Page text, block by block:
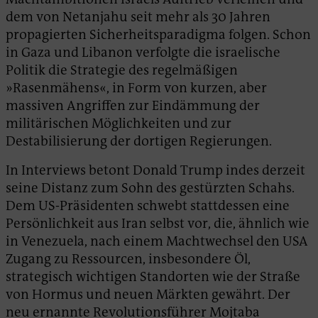
dem von Netanjahu seit mehr als 30 Jahren
propagierten Sicherheitsparadigma folgen. Schon
in Gaza und Libanon verfolgte die israelische
Politik die Strategie des regelmäßigen
»Rasenmähens«, in Form von kurzen, aber
massiven Angriffen zur Eindämmung der
militärischen Möglichkeiten und zur
Destabilisierung der dortigen Regierungen.
In Interviews betont Donald Trump indes derzeit
seine Distanz zum Sohn des gestürzten Schahs.
Dem US-Präsidenten schwebt stattdessen eine
Persönlichkeit aus Iran selbst vor, die, ähnlich wie
in Venezuela, nach einem Machtwechsel den USA
Zugang zu Ressourcen, insbesondere Öl,
strategisch wichtigen Standorten wie der Straße
von Hormus und neuen Märkten gewährt. Der
neu ernannte Revolutionsführer Mojtaba